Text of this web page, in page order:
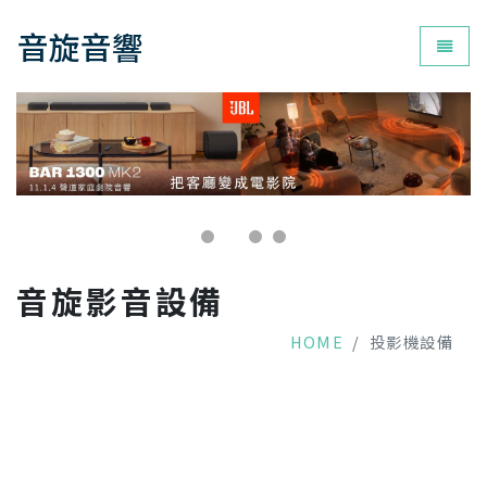
音旋音響 為您
音旋影音設備
HOME 投影機設備